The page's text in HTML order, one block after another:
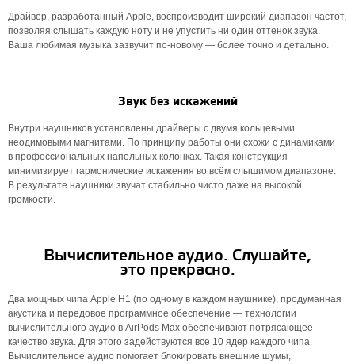
Драйвер, разработанный Apple, воспроизводит широкий диапазон частот,
позволяя слышать каждую ноту и не упустить ни один оттенок звука.
Ваша любимая музыка зазвучит по‑новому — более точно и детально.
Звук без искажений
Внутри наушников установлены драйверы с двумя кольцевыми
неодимовыми магнитами. По принципу работы они схожи с динамиками
в профессиональных напольных колонках. Такая конструкция
минимизирует гармонические искажения во всём слышимом диапазоне.
В результате наушники звучат стабильно чисто даже на высокой
громкости.
Вычислительное аудио. Слушайте,
это прекрасно.
Два мощных чипа Apple H1 (по одному в каждом наушнике), продуманная
акустика и передовое программное обеспечение — технологии
вычислительного аудио в AirPods Max обеспечивают потрясающее
качество звука. Для этого задействуются все 10 ядер каждого чипа.
Вычислительное аудио помогает блокировать внешние шумы,